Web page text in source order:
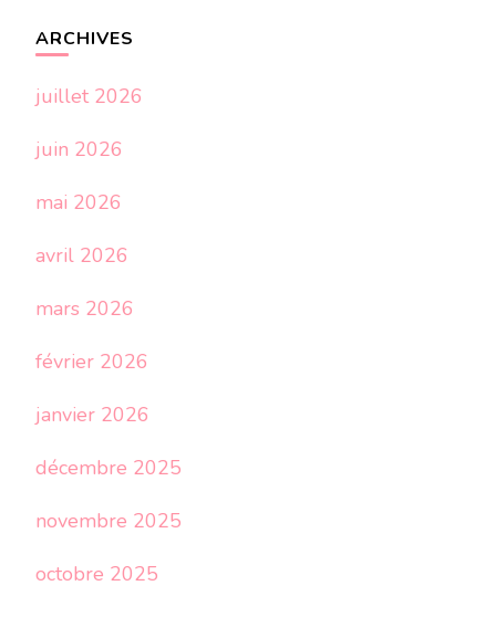
ARCHIVES
juillet 2026
juin 2026
mai 2026
avril 2026
mars 2026
février 2026
janvier 2026
décembre 2025
novembre 2025
octobre 2025